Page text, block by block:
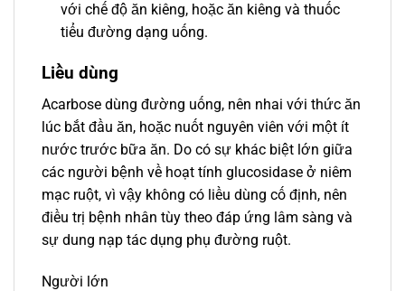
với chế độ ăn kiêng, hoặc ăn kiêng và thuốc
tiểu đường dạng uống.
Liều dùng
Acarbose dùng đường uống, nên nhai với thức ăn
lúc bắt đầu ăn, hoặc nuốt nguyên viên với một ít
nước trước bữa ăn. Do có sự khác biệt lớn giữa
các người bệnh về hoạt tính glucosidase ở niêm
mạc ruột, vì vậy không có liều dùng cố định, nên
điều trị bệnh nhân tùy theo đáp ứng lâm sàng và
sự dung nạp tác dụng phụ đường ruột.
Người lớn